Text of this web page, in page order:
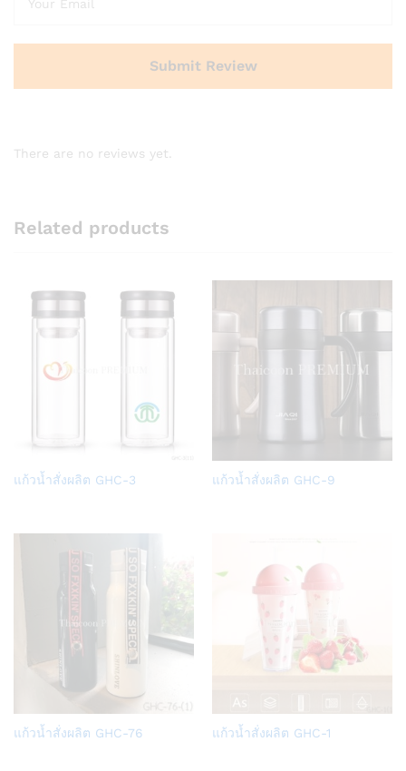
There are no reviews yet.
Related products
Add
list
แก้วน้ำสั่งผลิต GHC-3
Add
แก้วน้ำสั่งผลิต GHC-9
Add
แก้วน้ำสั่งผลิต GHC-76
Add
แก้วน้ำสั่งผลิต GHC-1